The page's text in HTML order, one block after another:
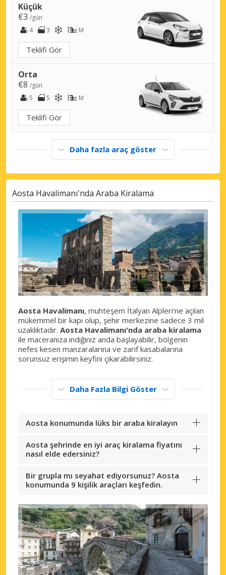
Küçük
€3 /gün
4
3 M
Teklifi Gör
Orta
€8 /gün
5
5 M
Teklifi Gör
Daha fazla araç göster
Aosta Havalimanı'nda Araba Kiralama
Aosta Havalimanı, muhteşem İtalyan Alpleri'ne açılan
mükemmel bir kapı olup, şehir merkezine sadece 3 mil
uzaklıktadır. Aosta Havalimanı'nda araba kiralama
ile maceranıza indiğiniz anda başlayabilir, bölgenin
nefes kesen manzaralarına ve zarif kasabalarına
sorunsuz erişimin keyfini çıkarabilirsiniz.
Daha Fazla Bilgi Göster
Aosta konumunda lüks bir araba kiralayın
Aosta şehrinde en iyi araç kiralama fiyatını
nasıl elde edersiniz?
Bir grupla mı seyahat ediyorsunuz? Aosta
konumunda 9 kişilik araçları keşfedin.